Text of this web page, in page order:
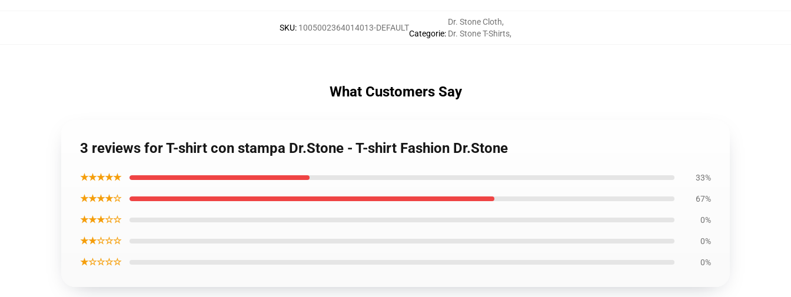
SKU: 1005002364014013-DEFAULT
Categorie:
Dr. Stone Cloth,
Dr. Stone T-Shirts,
What Customers Say
3 reviews for T-shirt con stampa Dr.Stone - T-shirt Fashion Dr.Stone
★★★★★ 33%
★★★★☆ 67%
★★★☆☆ 0%
★★☆☆☆ 0%
★☆☆☆☆ 0%